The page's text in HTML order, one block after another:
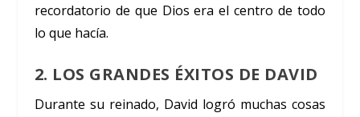
recordatorio de que Dios era el centro de todo
lo que hacía.
2. LOS GRANDES ÉXITOS DE DAVID
Durante su reinado, David logró muchas cosas